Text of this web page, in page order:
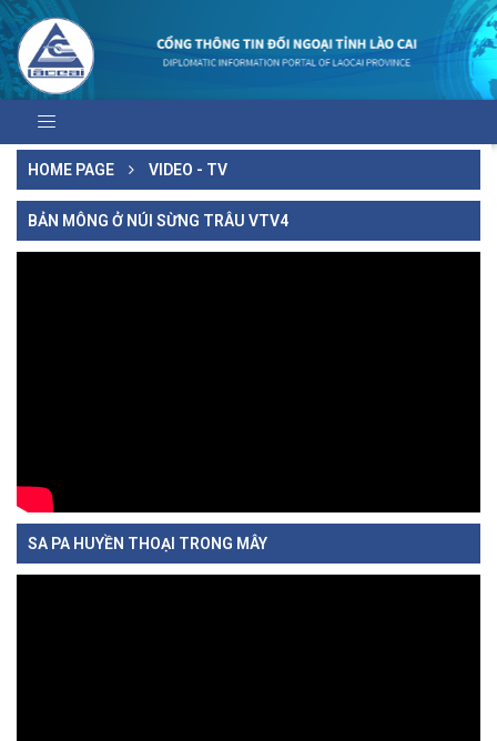
HOME PAGE VIDEO - TV
BẢN MÔNG Ở NÚI SỪNG TRÂU VTV4
SA PA HUYỀN THOẠI TRONG MÂY